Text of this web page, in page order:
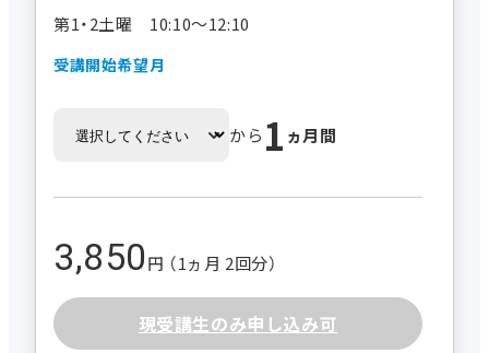
第1・2土曜 10:10～12:10
受講開始希望月
から 1 ヵ月間
3,850円 （1ヵ月 2回分）
現受講生のみ申し込み可